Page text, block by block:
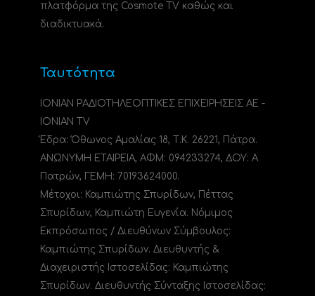
πλατφόρμα της Cosmote TV καθώς και
διαδικτυακά.
Ταυτότητα
ΙΟΝΙΑΝ ΡΑΔΙΟΤΗΛΕΟΠΤΙΚΕΣ ΕΠΙΧΕΙΡΗΣΕΙΣ ΑΕ -
IONIAN TV
Έδρα: Όθωνος Αμαλίας 18, Τ.Κ. 26221, Πάτρα.
ΑΝΩΝΥΜΗ ΕΤΑΙΡΕΙΑ, ΑΦΜ: 094233274, ΔΟΥ: A
Πατρών, ΓΕΜΗ: 70193624000.
Μέτοχοι: Καμπιώτης Σπυρίδων, Πέττας
Σπυρίδων, Καμπιώτη Ευγενία. Νόμιμος
Εκπρόσωπος / Διευθύνων Σύμβουλος:
Καμπιώτης Σπυρίδων. Διευθυντής &
Διαχειριστής Ιστοσελίδας: Καμπιώτης
Σπυρίδων. Διευθυντής Σύνταξης Ιστοσελίδας: